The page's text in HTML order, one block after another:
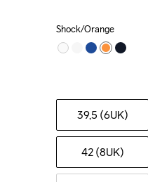
Shock/Orange
39,5 (6UK)
42 (8UK)